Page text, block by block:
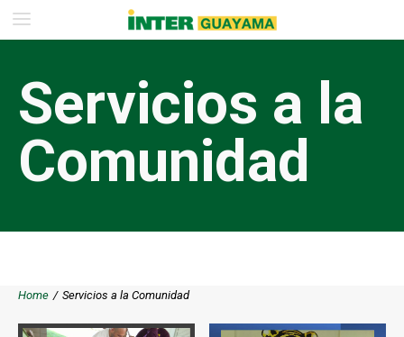
Servicios a la
Comunidad
Home / Servicios a la Comunidad